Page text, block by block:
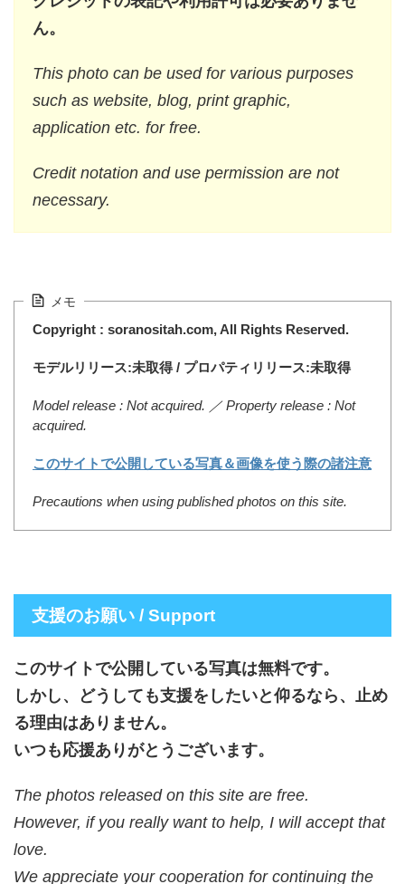
ん。
This photo can be used for various purposes
such as website, blog, print graphic,
application etc. for free.
Credit notation and use permission are not
necessary.
メモ
Copyright : soranositah.com, All Rights Reserved.
モデルリリース:未取得 / プロパティリリース:未取得
Model release : Not acquired. ／ Property release : Not
acquired.
このサイトで公開している写真＆画像を使う際の諸注意
Precautions when using published photos on this site.
支援のお願い / Support
このサイトで公開している写真は無料です。
しかし、どうしても支援をしたいと仰るなら、止め
る理由はありません。
いつも応援ありがとうございます。
The photos released on this site are free.
However, if you really want to help, I will accept that
love.
We appreciate your cooperation for continuing the